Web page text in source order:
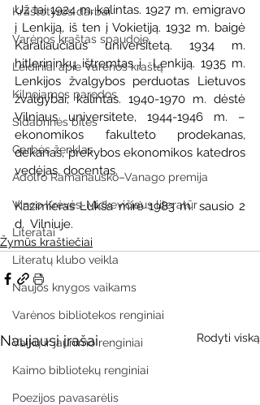
Kraštotyros darbai
Varėnos kraštas spaudoje
Leidiniai apie Varėnos kraštą
Kilnojamos parodos
Sidabrinės bitės
Garbės ženklas
Adolfo Ramanausko–Vanago premija
Vinco Krėvės-Mickevičiaus literatūr
Literatai
Literatų klubo veikla
Naujos knygos vaikams
Varėnos bibliotekos renginiai
Vaikų ir jaunimo renginiai
Kaimo bibliotekų renginiai
Poezijos pavasarėlis
Už tai 1924 m. kalintas. 1927 m. emigravo
į Lenkiją, iš ten į Vokietiją. 1932 m. baigė
Karaliaučiaus universitetą. 1934 m.
hitlerininkų ištremtas į  Lenkiją. 1935 m.
Lenkijos žvalgybos perduotas Lietuvos
žvalgybai, kalintas. 1940-1970 m. dėstė
Vilniaus universitete, 1944-1946 m. –
ekonomikos fakulteto prodekanas,
dekanas, prekybos ekonomikos katedros
vedėjas, docentas.
Kazimieras Lukša mirė 1983 m. sausio 2
d.  Vilniuje.
Žymūs kraštiečiai
Naujausi įrašai Rodyti viską